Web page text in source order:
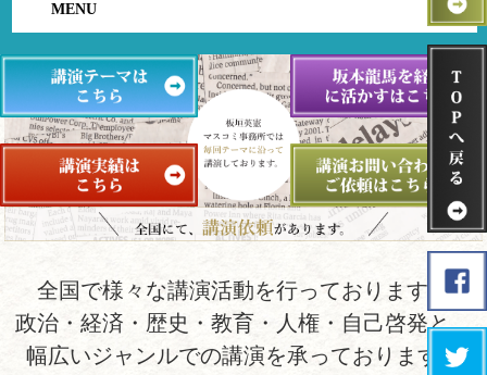
MENU
全国で様々な講演活動を行っております。
政治・経済・歴史・教育・人権・自己啓発と、
幅広いジャンルでの講演を承っております。